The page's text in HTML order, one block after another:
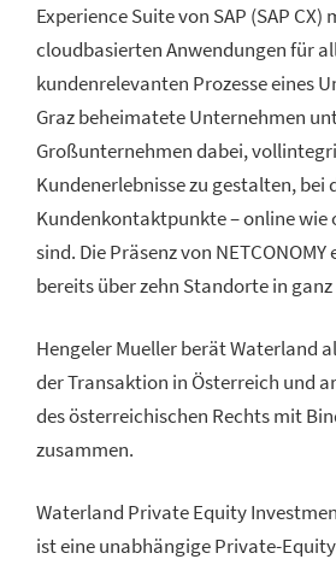
Experience Suite von SAP (SAP CX)
cloudbasierten Anwendungen für
kundenrelevanten Prozesse eines
Graz beheimatete Unternehmen
Großunternehmen dabei,
Kundenerlebnisse zu gestalten, bei
Kundenkontaktpunkte – online wie
sind. Die Präsenz von
bereits über zehn Standorte in
Hengeler Mueller berät Waterland
der Transaktion in Österreich und
des österreichischen Rechts mit
zusammen.
Waterland Private Equity
ist eine unabhängige Private-